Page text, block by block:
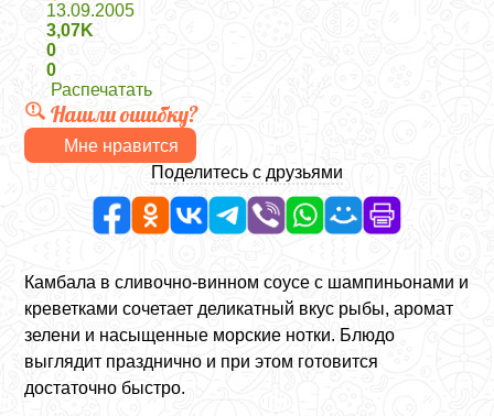
13.09.2005
3,07K
0
0
Распечатать
Нашли ошибку?
Мне нравится
Поделитесь с друзьями
Камбала в сливочно-винном соусе с шампиньонами и
креветками сочетает деликатный вкус рыбы, аромат
зелени и насыщенные морские нотки. Блюдо
выглядит празднично и при этом готовится
достаточно быстро.